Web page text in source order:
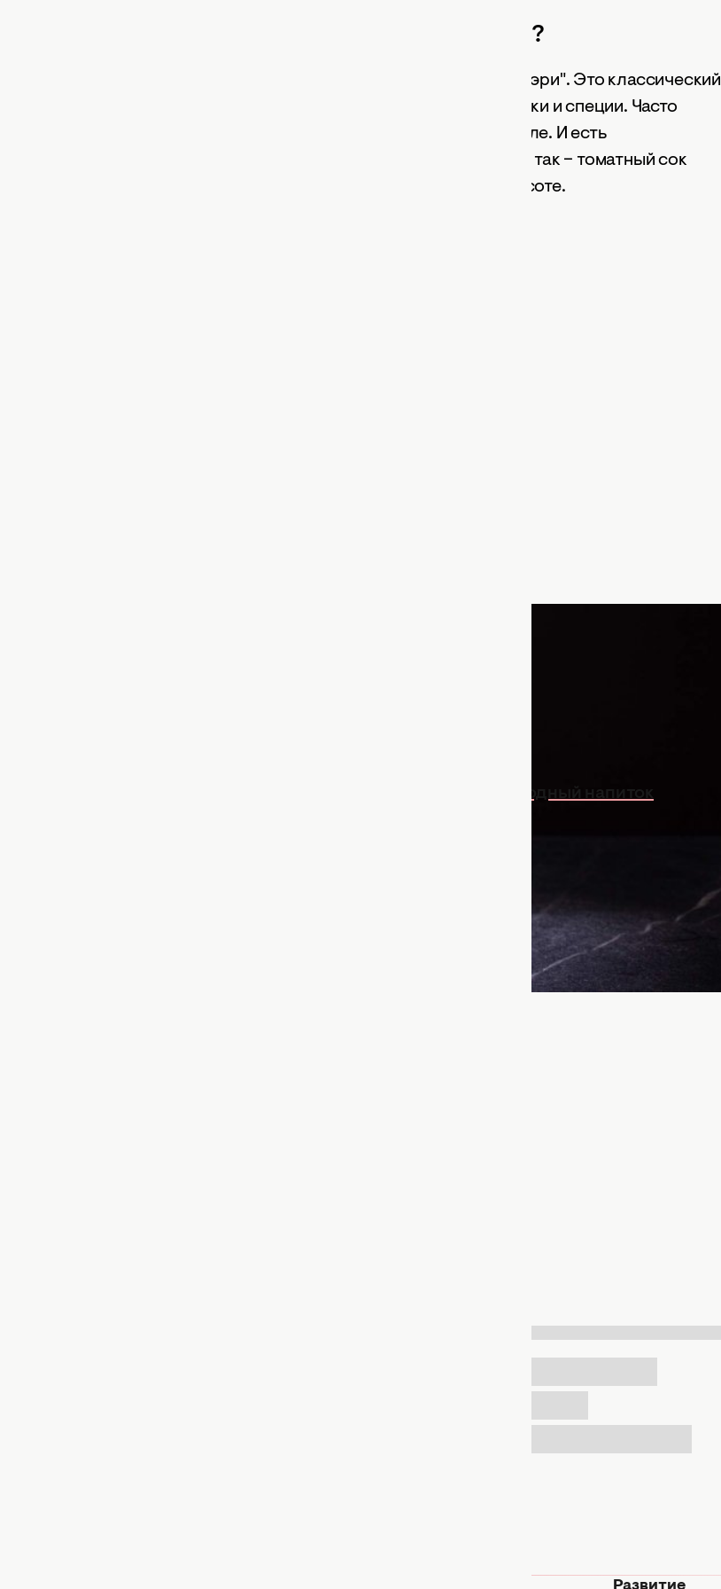
Какой напиток не следует пить в самолете?
Пассажирам следует избегать коктейля "Кровавая Мэри". Это классический
алкогольный напиток на основе томатного сока, водки и специи. Часто
говорят о том, что он вкуснее в самолете, чем на земле. И есть
исследования, согласно которым это действительно так – томатный сок
действительно имеет более насыщенный вкус на высоте.
Чем нельзя закусывать виски: только испортите благородный напиток